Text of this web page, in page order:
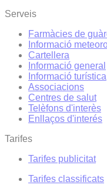
Serveis
Farmàcies de
Informació
Cartellera
Informació general
Informació turística
Associacions
Centres de salut
Telèfons d'interès
Enllaços d'interés
Tarifes
Tarifes publicitat
Tarifes classificats